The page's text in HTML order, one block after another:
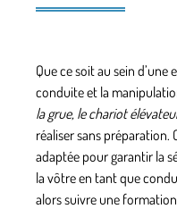
Que ce soit au sein
conduite et la
la grue, le chariot
réaliser sans préparation.
adaptée pour garantir la
la vôtre en tant que
alors suivre une formation